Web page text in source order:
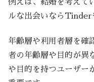
例えば、結婚を考えて
ルな出会いならTinder
年齢層や利用者層を確
者の年齢層や目的が異
や目的を持つユーザー